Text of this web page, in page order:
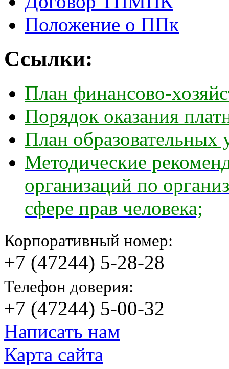
Положение о ППк
Ссылки:
План финансово-
Порядок оказания
План образовательных
Методические
организаций по
сфере прав человека;
Корпоративный номер:
+7 (47244) 5-28-28
Телефон доверия:
+7 (47244) 5-00-32
Написать нам
Карта сайта